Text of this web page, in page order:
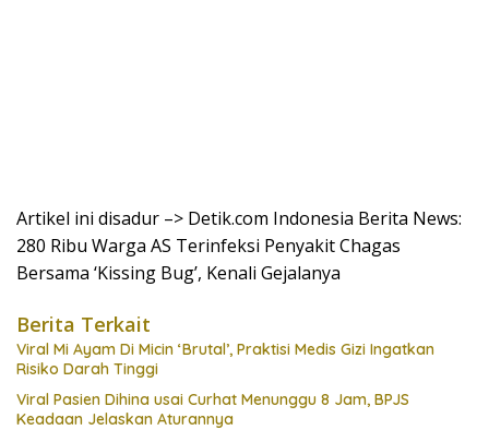
Artikel ini disadur –> Detik.com Indonesia Berita News:
280 Ribu Warga AS Terinfeksi Penyakit Chagas
Bersama ‘Kissing Bug’, Kenali Gejalanya
Berita Terkait
Viral Mi Ayam Di Micin ‘Brutal’, Praktisi Medis Gizi Ingatkan
Risiko Darah Tinggi
Viral Pasien Dihina usai Curhat Menunggu 8 Jam, BPJS
Keadaan Jelaskan Aturannya